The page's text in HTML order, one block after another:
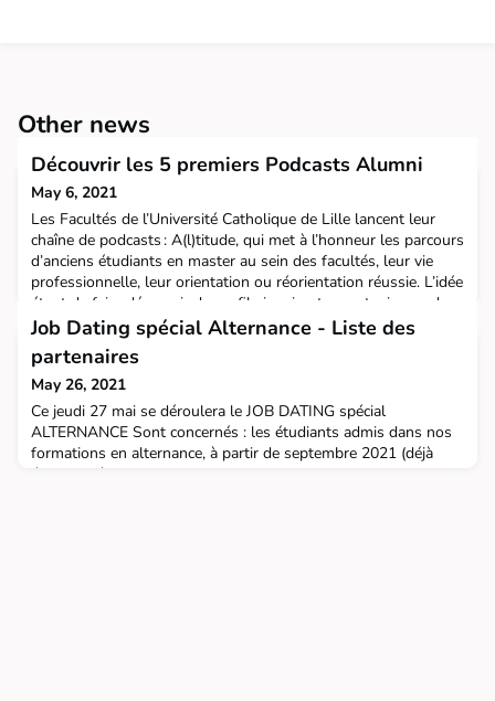
Other news
Découvrir les 5 premiers Podcasts Alumni
May 6, 2021
Les Facultés de l’Université Catholique de Lille lancent leur
chaîne de podcasts : A(l)titude, qui met à l’honneur les parcours
d’anciens étudiants en master au sein des facultés, leur vie
professionnelle, leur orientation ou réorientation réussie. L’idée
étant de faire découvrir de profils inspirants ou atypiques, des
nouveaux métiers, en éveillant leur curiosité le temps d’un
épisode. Un véritab
Job Dating spécial Alternance - Liste des
partenaires
May 26, 2021
Ce jeudi 27 mai se déroulera le JOB DATING spécial
ALTERNANCE Sont concernés : les étudiants admis dans nos
formations en alternance, à partir de septembre 2021 (déjà
étudiants à la FGES et ISEA ou futurs inscrits). -